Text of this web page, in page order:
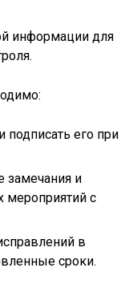
информации для
подписать его при
замечания и
мероприятий с
в
сроки.